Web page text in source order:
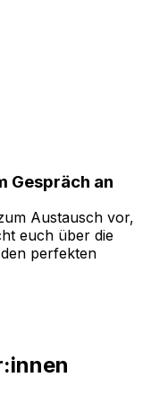
Gespräch an
Austausch vor,
euch über die
perfekten